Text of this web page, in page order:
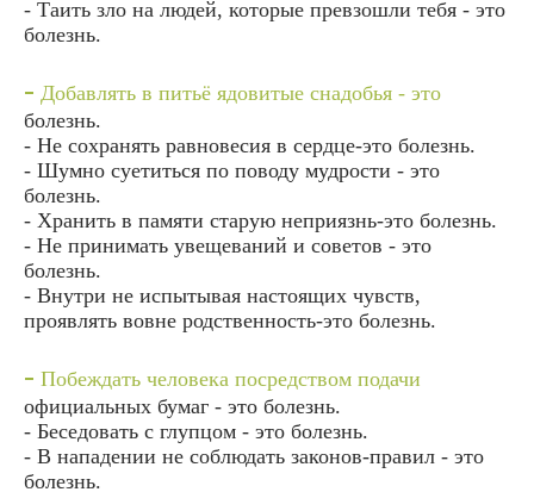
- Таить зло на людей, которые превзошли тебя - это
болезнь.
- Добавлять в питьё ядовитые снадобья - это
болезнь.
- Не сохранять равновесия в сердце-это болезнь.
- Шумно суетиться по поводу мудрости - это
болезнь.
- Хранить в памяти старую неприязнь-это болезнь.
- Не принимать увещеваний и советов - это
болезнь.
- Внутри не испытывая настоящих чувств,
проявлять вовне родственность-это болезнь.
- Побеждать человека посредством подачи
официальных бумаг - это болезнь.
- Беседовать с глупцом - это болезнь.
- В нападении не соблюдать законов-правил - это
болезнь.